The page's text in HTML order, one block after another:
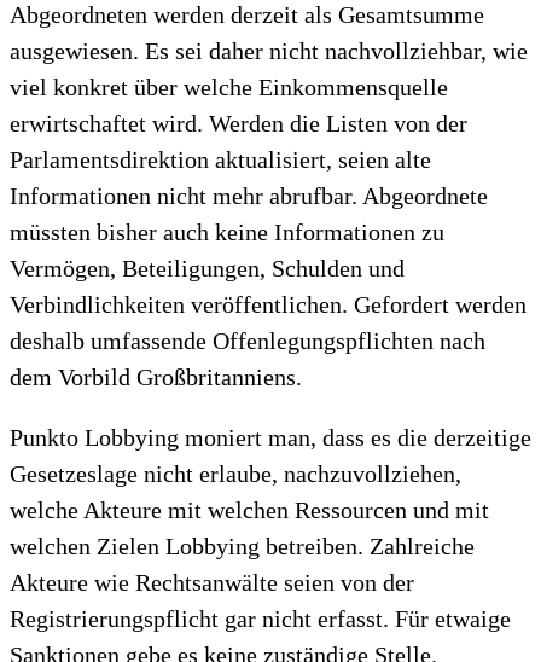
Abgeordneten werden derzeit als Gesamtsumme
ausgewiesen. Es sei daher nicht nachvollziehbar, wie
viel konkret über welche Einkommensquelle
erwirtschaftet wird. Werden die Listen von der
Parlamentsdirektion aktualisiert, seien alte
Informationen nicht mehr abrufbar. Abgeordnete
müssten bisher auch keine Informationen zu
Vermögen, Beteiligungen, Schulden und
Verbindlichkeiten veröffentlichen. Gefordert werden
deshalb umfassende Offenlegungspflichten nach
dem Vorbild Großbritanniens.
Punkto Lobbying moniert man, dass es die derzeitige
Gesetzeslage nicht erlaube, nachzuvollziehen,
welche Akteure mit welchen Ressourcen und mit
welchen Zielen Lobbying betreiben. Zahlreiche
Akteure wie Rechtsanwälte seien von der
Registrierungspflicht gar nicht erfasst. Für etwaige
Sanktionen gebe es keine zuständige Stelle.